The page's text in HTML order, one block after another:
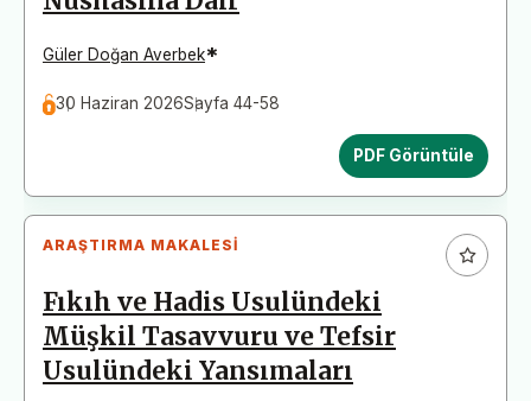
Güler Doğan Averbek*
30 Haziran 2026Sayfa 44-58
PDF Görüntüle
ARAŞTIRMA MAKALESI
Fıkıh ve Hadis Usulündeki
Müşkil Tasavvuru ve Tefsir
Usulündeki Yansımaları